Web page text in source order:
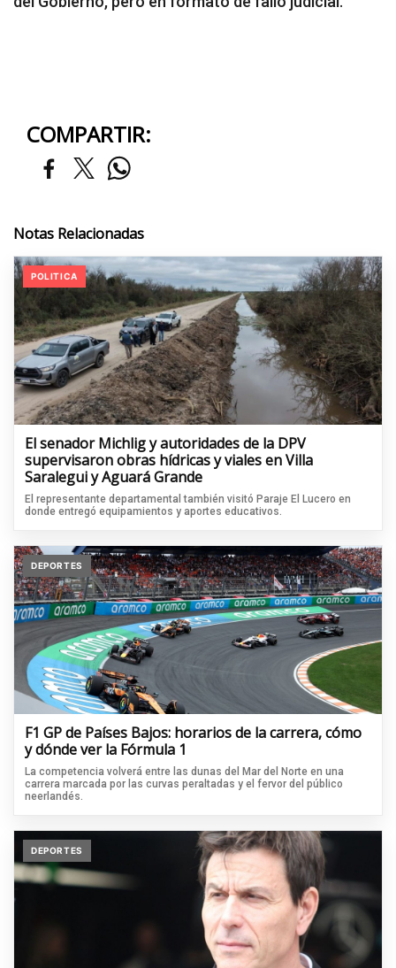
COMPARTIR:
Notas Relacionadas
POLITICA
El senador Michlig y autoridades de la DPV
supervisaron obras hídricas y viales en Villa
Saralegui y Aguará Grande
El representante departamental también visitó Paraje El Lucero en
donde entregó equipamientos y aportes educativos.
DEPORTES
F1 GP de Países Bajos: horarios de la carrera, cómo
y dónde ver la Fórmula 1
La competencia volverá entre las dunas del Mar del Norte en una
carrera marcada por las curvas peraltadas y el fervor del público
neerlandés.
DEPORTES